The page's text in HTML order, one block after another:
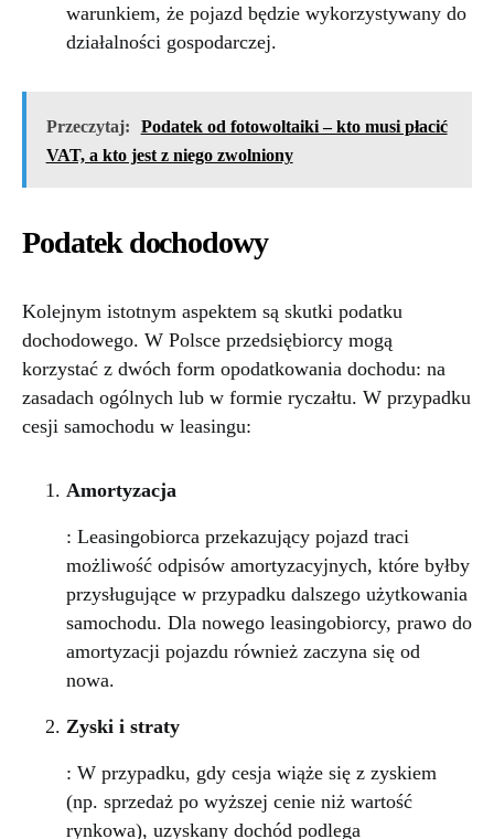
warunkiem, że pojazd będzie wykorzystywany do
działalności gospodarczej.
Przeczytaj:
Podatek od fotowoltaiki – kto musi płacić
VAT, a kto jest z niego zwolniony
Podatek dochodowy
Kolejnym istotnym aspektem są skutki podatku
dochodowego. W Polsce przedsiębiorcy mogą
korzystać z dwóch form opodatkowania dochodu: na
zasadach ogólnych lub w formie ryczałtu. W przypadku
cesji samochodu w leasingu:
Amortyzacja
: Leasingobiorca przekazujący pojazd traci
możliwość odpisów amortyzacyjnych, które byłby
przysługujące w przypadku dalszego użytkowania
samochodu. Dla nowego leasingobiorcy, prawo do
amortyzacji pojazdu również zaczyna się od
nowa.
Zyski i straty
: W przypadku, gdy cesja wiąże się z zyskiem
(np. sprzedaż po wyższej cenie niż wartość
rynkowa), uzyskany dochód podlega